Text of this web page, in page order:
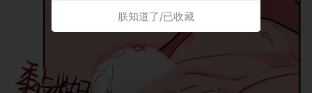
朕知道了/已收藏